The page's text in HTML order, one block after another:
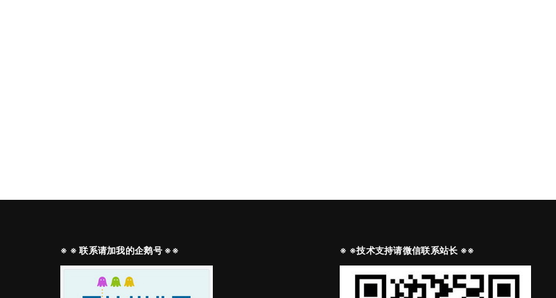
※ ※ 联系请加我的企鹅号 ※※ ※ ※技术支持请微信联系站长 ※※